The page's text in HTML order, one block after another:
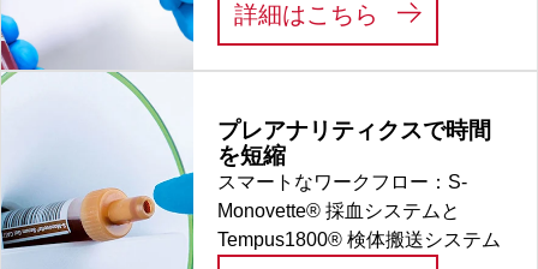
詳細はこちら プレアナリ
プレアナリティクスで時間
を短縮
スマートなワークフロー：S-
Monovette® 採血システムと
Tempus1800® 検体搬送システム